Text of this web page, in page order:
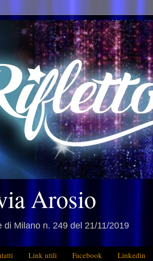
Arosio
di Milano n. 249 del 21/11/2019
Link utili Facebook Linkedin